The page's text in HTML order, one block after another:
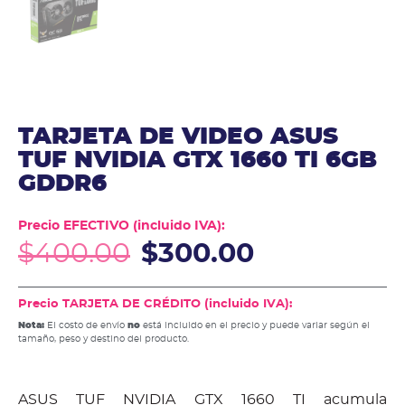
TARJETA DE VIDEO ASUS
TUF NVIDIA GTX 1660 TI 6GB
GDDR6
Precio EFECTIVO (incluido IVA):
$400.00 $300.00
Precio TARJETA DE CRÉDITO (incluido IVA):
Nota: El costo de envío no está incluido en el precio y puede variar según el
tamaño, peso y destino del producto.
ASUS TUF NVIDIA GTX 1660 TI acumula